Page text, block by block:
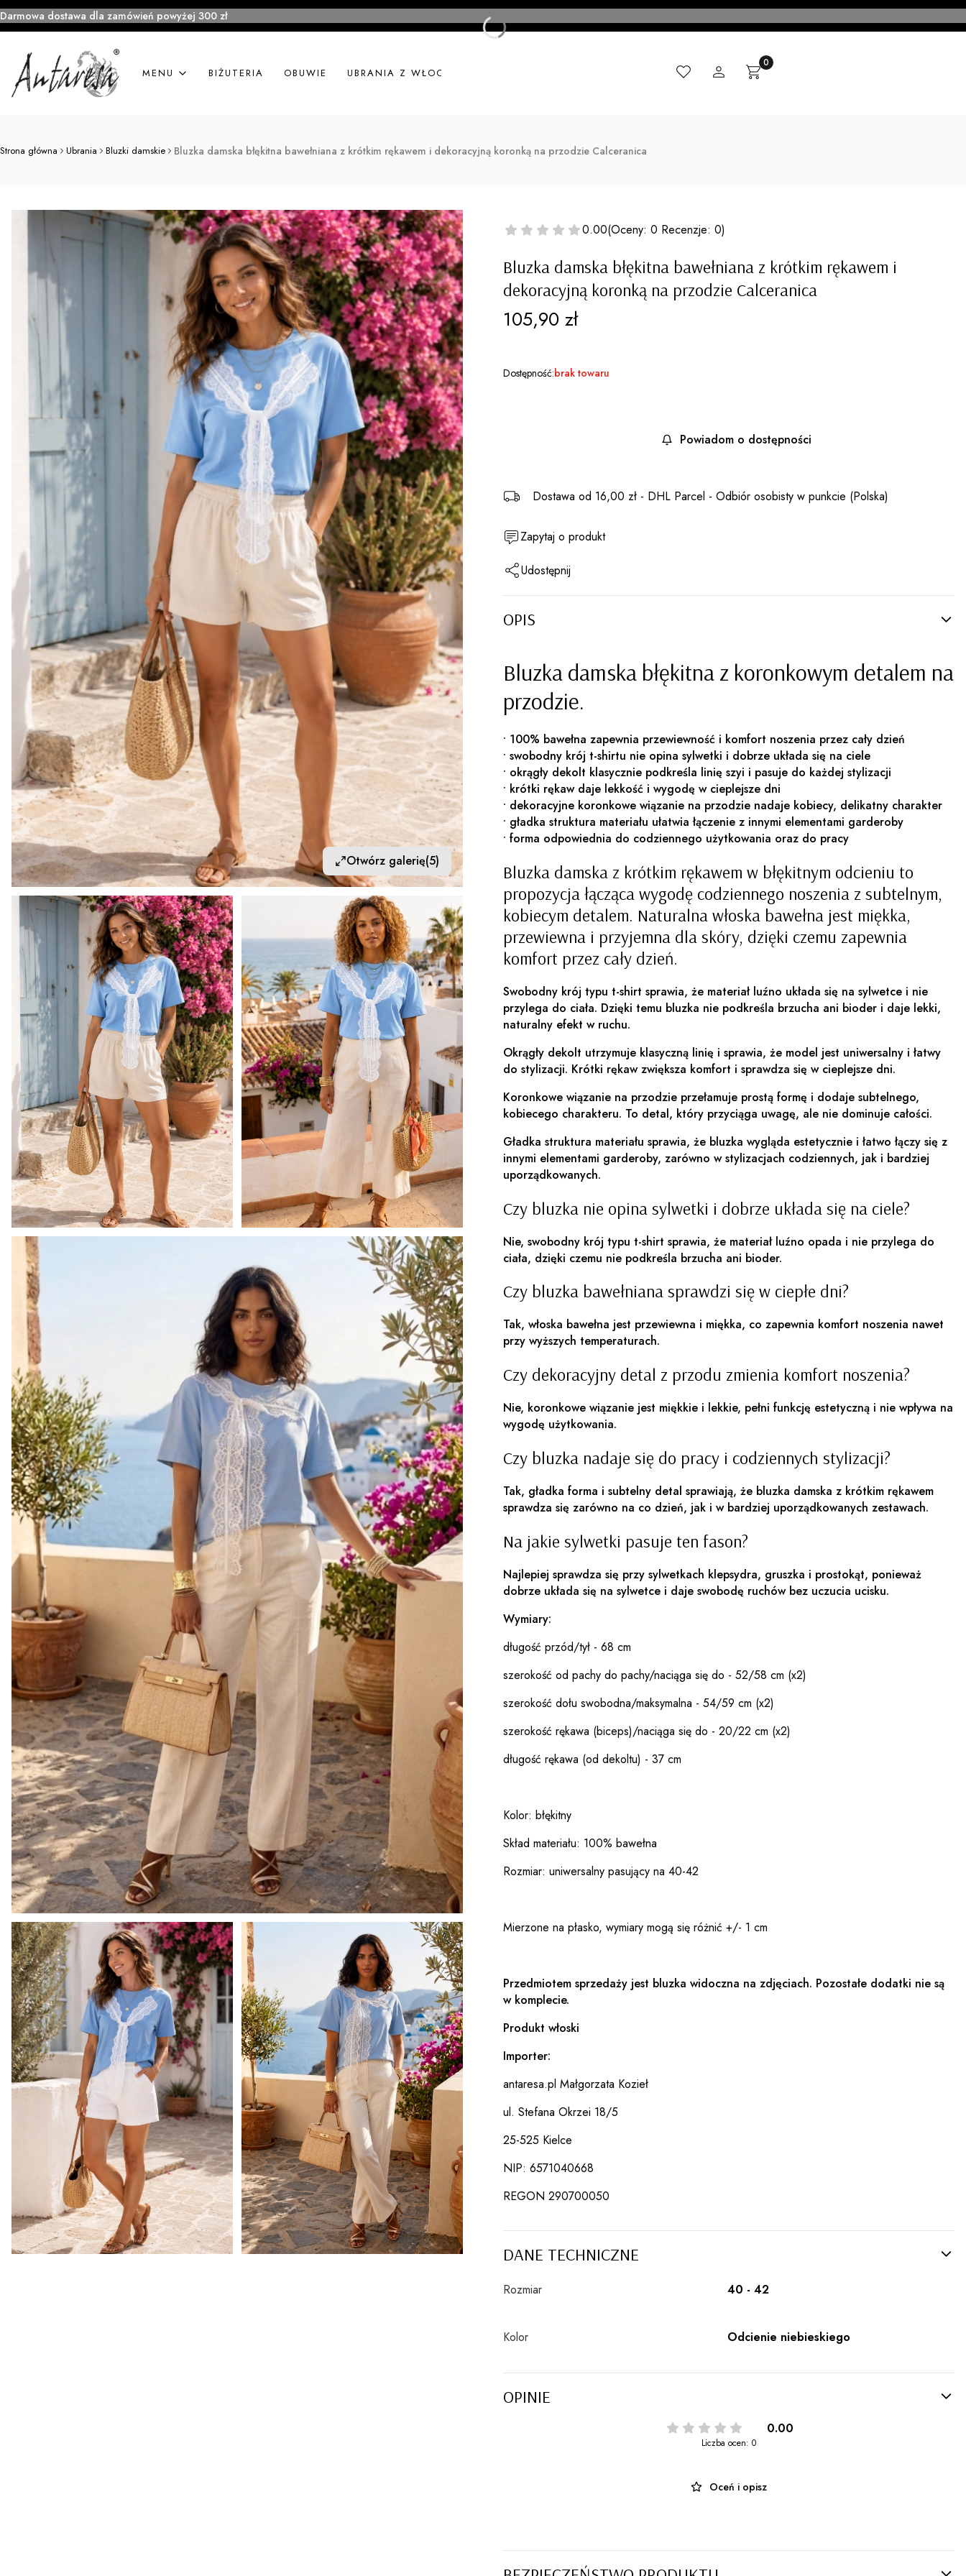
Darmowa dostawa dla zamówień powyżej 300 zł
MENU BIŻUTERIA OBUWIE UBRANIA Z WŁOCH MADE IN ITALY
UlubioneZaloguj sięProdukty w koszyku: 0. Zobacz szczegóły
Koszyk
Strona główna Ubrania Bluzki damskie Bluzka damska błękitna bawełniana z krótkim rękawem i dekoracyjną koronką na przodzie Calceranica
Otwórz galerię(5)
0.00(Oceny: 0 Recenzje: 0)
Bluzka damska błękitna bawełniana z krótkim rękawem i
dekoracyjną koronką na przodzie Calceranica
Cena
105,90 zł
Dostępność:brak towaru
Powiadom o dostępności
Dostawa od 16,00 zł - DHL Parcel - Odbiór osobisty w punkcie (Polska)
Zapytaj o produkt
Udostępnij
OPIS
Bluzka damska błękitna z koronkowym detalem na
przodzie.
• 100% bawełna zapewnia przewiewność i komfort noszenia przez cały dzień
• swobodny krój t-shirtu nie opina sylwetki i dobrze układa się na ciele
• okrągły dekolt klasycznie podkreśla linię szyi i pasuje do każdej stylizacji
• krótki rękaw daje lekkość i wygodę w cieplejsze dni
• dekoracyjne koronkowe wiązanie na przodzie nadaje kobiecy, delikatny charakter
• gładka struktura materiału ułatwia łączenie z innymi elementami garderoby
• forma odpowiednia do codziennego użytkowania oraz do pracy
Bluzka damska z krótkim rękawem w błękitnym odcieniu to
propozycja łącząca wygodę codziennego noszenia z subtelnym,
kobiecym detalem. Naturalna włoska bawełna jest miękka,
przewiewna i przyjemna dla skóry, dzięki czemu zapewnia
komfort przez cały dzień.
Swobodny krój typu t-shirt sprawia, że materiał luźno układa się na sylwetce i nie
przylega do ciała. Dzięki temu bluzka nie podkreśla brzucha ani bioder i daje lekki,
naturalny efekt w ruchu.
Okrągły dekolt utrzymuje klasyczną linię i sprawia, że model jest uniwersalny i łatwy
do stylizacji. Krótki rękaw zwiększa komfort i sprawdza się w cieplejsze dni.
Koronkowe wiązanie na przodzie przełamuje prostą formę i dodaje subtelnego,
kobiecego charakteru. To detal, który przyciąga uwagę, ale nie dominuje całości.
Gładka struktura materiału sprawia, że bluzka wygląda estetycznie i łatwo łączy się z
innymi elementami garderoby, zarówno w stylizacjach codziennych, jak i bardziej
uporządkowanych.
Czy bluzka nie opina sylwetki i dobrze układa się na ciele?
Nie, swobodny krój typu t-shirt sprawia, że materiał luźno opada i nie przylega do
ciała, dzięki czemu nie podkreśla brzucha ani bioder.
Czy bluzka bawełniana sprawdzi się w ciepłe dni?
Tak, włoska bawełna jest przewiewna i miękka, co zapewnia komfort noszenia nawet
przy wyższych temperaturach.
Czy dekoracyjny detal z przodu zmienia komfort noszenia?
Nie, koronkowe wiązanie jest miękkie i lekkie, pełni funkcję estetyczną i nie wpływa na
wygodę użytkowania.
Czy bluzka nadaje się do pracy i codziennych stylizacji?
Tak, gładka forma i subtelny detal sprawiają, że bluzka damska z krótkim rękawem
sprawdza się zarówno na co dzień, jak i w bardziej uporządkowanych zestawach.
Na jakie sylwetki pasuje ten fason?
Najlepiej sprawdza się przy sylwetkach klepsydra, gruszka i prostokąt, ponieważ
dobrze układa się na sylwetce i daje swobodę ruchów bez uczucia ucisku.
Wymiary:
długość przód/tył - 68 cm
szerokość od pachy do pachy/naciąga się do - 52/58 cm (x2)
szerokość dołu swobodna/maksymalna - 54/59 cm (x2)
szerokość rękawa (biceps)/naciąga się do - 20/22 cm (x2)
długość rękawa (od dekoltu) - 37 cm
Kolor: błękitny
Skład materiału: 100% bawełna
Rozmiar: uniwersalny pasujący na 40-42
Mierzone na płasko, wymiary mogą się różnić +/- 1 cm
Przedmiotem sprzedaży jest bluzka widoczna na zdjęciach. Pozostałe dodatki nie są
w komplecie.
Produkt włoski
Importer:
antaresa.pl Małgorzata Kozieł
ul. Stefana Okrzei 18/5
25-525 Kielce
NIP: 6571040668
REGON 290700050
DANE TECHNICZNE
Rozmiar 40 - 42
Kolor Odcienie niebieskiego
OPINIE
0.00
Liczba ocen: 0
Oceń i opisz